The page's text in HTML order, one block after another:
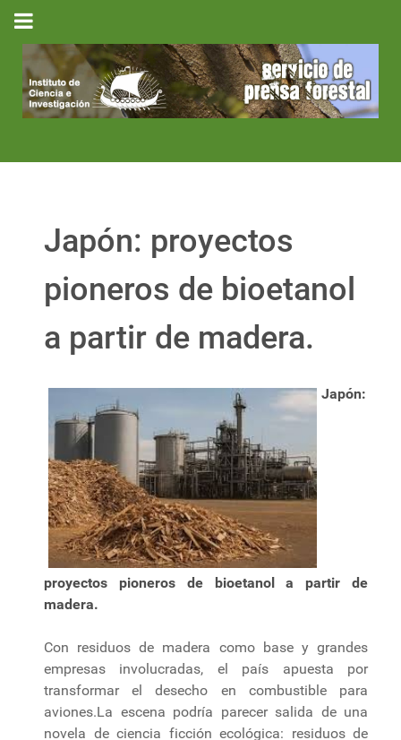
Japón: proyectos
pioneros de bioetanol
a partir de madera.
Japón:
proyectos pioneros de bioetanol a partir de
madera.
Con residuos de madera como base y grandes
empresas involucradas, el país apuesta por
transformar el desecho en combustible para
aviones.La escena podría parecer salida de una
novela de ciencia ficción ecológica: residuos de